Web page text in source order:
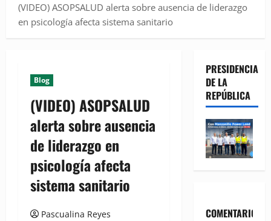
(VIDEO) ASOPSALUD alerta sobre ausencia de liderazgo
en psicología afecta sistema sanitario
Blog
(VIDEO) ASOPSALUD
alerta sobre ausencia
de liderazgo en
psicología afecta
sistema sanitario
Pascualina Reyes
PRESIDENCIA
DE LA
REPÚBLICA
COMENTARIOS